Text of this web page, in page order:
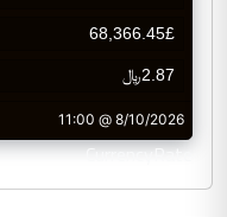
CurrencyRate